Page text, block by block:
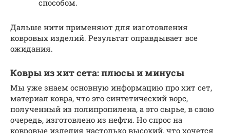
способом.
Дальше нити применяют для изготовления
ковровых изделий. Результат оправдывает все
ожидания.
Ковры из хит сета: плюсы и минусы
Мы уже знаем основную информацию про хит сет,
материал ковра, что это синтетический ворс,
полученный из полипропилена, а это сырье, в свою
очередь, изготовлено из нефти. Но спрос на
ковровые изделия настолько высокий, что хочется